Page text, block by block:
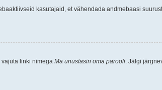
kasutajaid, et vähendada andmebaasi
linki nimega Ma unustasin oma parooli . Jälgi